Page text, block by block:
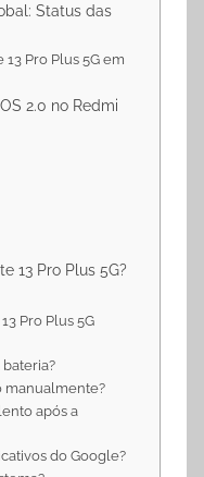
Status das
Pro Plus 5G em
2.0 no Redmi
13 Pro Plus 5G?
Pro Plus 5G
bateria?
manualmente?
após a
do Google?